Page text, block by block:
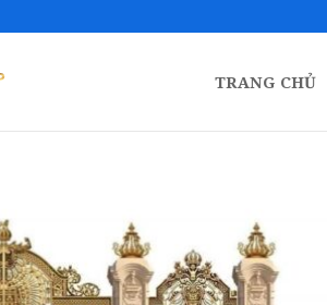
TRANG CHỦ